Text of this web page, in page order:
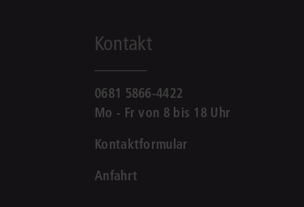
Kontakt
0681 5866-4422
Mo - Fr von 8 bis 18 Uhr
Kontaktformular
Anfahrt